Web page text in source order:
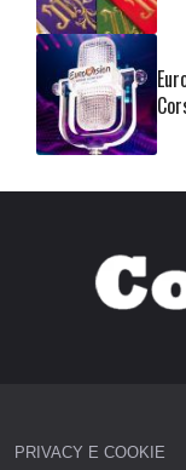
PRIVACY E COOKIE